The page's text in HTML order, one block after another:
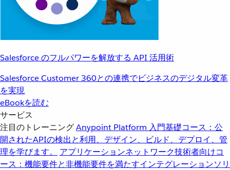
Salesforce のフルパワーを解放する API 活用術
Salesforce Customer 360との連携でビジネスのデジタル変革
を実現
eBookを読む
サービス
注目のトレーニングAnypoint Platform 入門基礎コース：公
開されたAPIの検出と利用、デザイン、ビルド、デプロイ、管
理を学びます。
アプリケーションネットワーク技術者向けコ
ース：機能要件と非機能要件を満たすインテグレーションソリ